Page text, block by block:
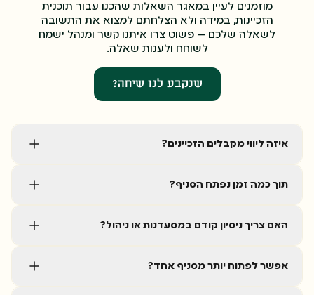
מוזמנים לעיין במאגר השאלות שהכנו עבור תוכנית
הזכיינות, במידה ולא הצלחתם למצוא את התשובה
לשאלה שלכם — פשוט צרו איתנו קשר ומנהל ישמח
לשוחח ולענות שאלה.
שנקבע לנו שיחה?
איזה ליווי מקבלים הזכיינים?
תוך כמה זמן נפתח הסניף?
האם צריך ניסיון קודם במסעדנות או ניהול?
אפשר לפתוח יותר מסניף אחד?